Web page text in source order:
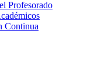
Profesorado
Continua